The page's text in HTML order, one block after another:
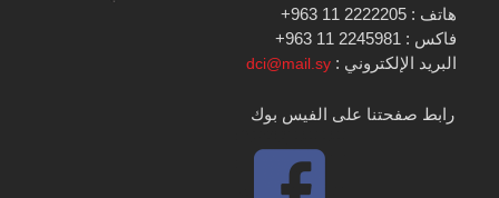
هاتف : 2222205 11 963+
فاكس : 2245981 11 963+
البريد الإلكتروني :dci@mail.sy
رابط صفحتنا على الفيس بوك